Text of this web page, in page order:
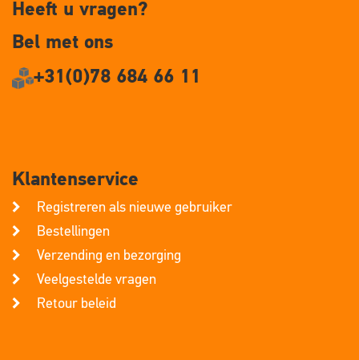
Heeft u vragen?
Bel met ons
+31(0)78 684 66 11
Klantenservice
Registreren als nieuwe gebruiker
Bestellingen
Verzending en bezorging
Veelgestelde vragen
Retour beleid